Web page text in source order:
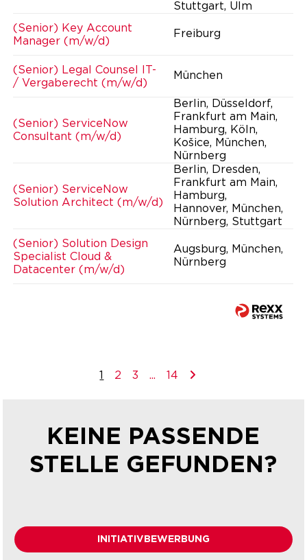
Stuttgart, Ulm
(Senior) Key Account
Manager (m/w/d)
Freiburg
(Senior) Legal Counsel IT-
/ Vergaberecht (m/w/d)
München
(Senior) ServiceNow
Consultant (m/w/d)
Berlin, Düsseldorf,
Frankfurt am Main,
Hamburg, Köln,
Košice, München,
Nürnberg
(Senior) ServiceNow
Solution Architect (m/w/d)
Berlin, Dresden,
Frankfurt am Main,
Hamburg,
Hannover, München,
Nürnberg, Stuttgart
(Senior) Solution Design
Specialist Cloud &
Datacenter (m/w/d)
Augsburg, München,
Nürnberg
1 2 3 ... 14
KEINE PASSENDE
STELLE GEFUNDEN?
INITIATIVBEWERBUNG